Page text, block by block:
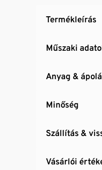
Termékleírás
Műszaki
Anyag &
Minőség
Szállítás &
Vásárlói